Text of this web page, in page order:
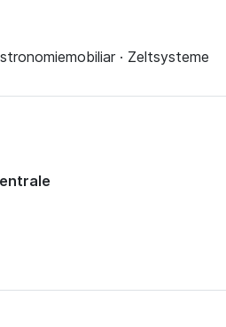
· Zeltsysteme